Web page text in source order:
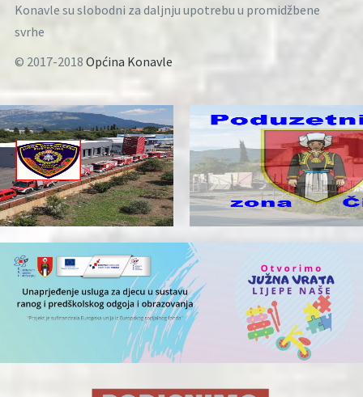
Konavle su slobodni za daljnju upotrebu u promidžbene
svrhe
© 2017-2018 Općina Konavle